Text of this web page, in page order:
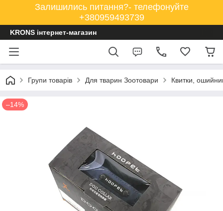
Залишились питання?- телефонуйте
+380959493739
KRONS інтернет-магазин
Групи товарів Для тварин Зоотовари Квитки,
–14%